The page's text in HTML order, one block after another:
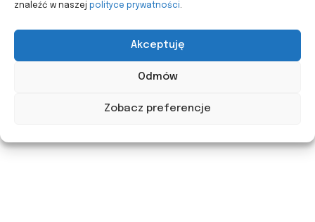
znaleźć w naszej polityce prywatności.
Akceptuję
Odmów
Zobacz preferencje